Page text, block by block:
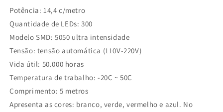
Cores
+
Fonte
+
Controle
Cores
+
Fonte
+
Controle
Potência: 14,4 c/metro
Quantidade de LEDs: 300
Modelo SMD: 5050 ultra intensidade
Tensão: tensão automática (110V-220V)
Vida útil: 50.000 horas
Temperatura de trabalho: -20C ~ 50C
Comprimento: 5 metros
Apresenta as cores: branco, verde, vermelho e azul. No